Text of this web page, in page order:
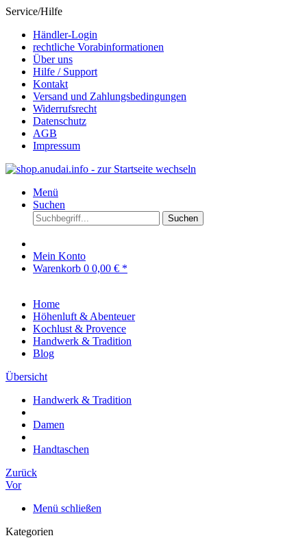
Service/Hilfe
Händler-Login
rechtliche Vorabinformationen
Über uns
Hilfe / Support
Kontakt
Versand und Zahlungsbedingungen
Widerrufsrecht
Datenschutz
AGB
Impressum
Menü
Suchen
Suchen
Mein Konto
Warenkorb 0 0,00 € *
Home
Höhenluft & Abenteuer
Kochlust & Provence
Handwerk & Tradition
Blog
Übersicht
Handwerk & Tradition
Damen
Handtaschen
Zurück
Vor
Menü schließen
Kategorien